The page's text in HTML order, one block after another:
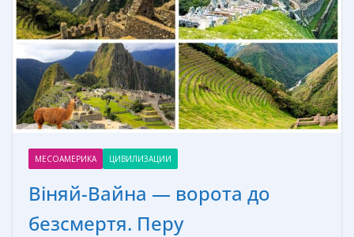
МЕСОАМЕРИКА ЦИВИЛИЗАЦИИ
Віняй-Вайна — ворота до
безсмертя. Перу